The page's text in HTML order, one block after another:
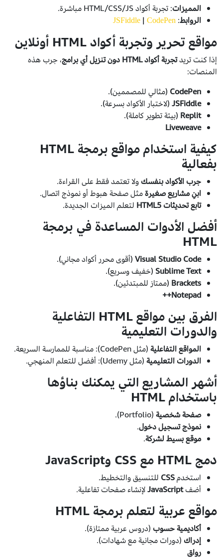
المميزات: تجربة أكواد HTML/CSS/JS مباشرة.
الروابط:
JSFiddle | CodePen
مواقع تحرير وتجربة أكواد HTML أونلاين
إذا كنت تريدتجربة أكواد HTML دون تنزيل أي برامج
، جرب هذه
المنصات:
CodePen (مثالي للمصممين).
JSFiddle (لاختبار الأكواد بسرعة).
Replit (بيئة تطوير كاملة).
Liveweave
كيفية استخدام مواقع برمجة HTML
بفعالية
جرب الأكواد بنفسكولا تعتمد فقط على القراءة.
ابنِ مشاريع صغيرةمثل صفحة هبوط أو نموذج اتصال.
تابع تحديثات HTML5
لتعلم الميزات الجديدة.
أفضل الأدوات المساعدة في برمجة
HTML
Visual Studio Code (أقوى محرر أكواد مجاني).
Sublime Text (خفيف وسريع).
Brackets (ممتاز للمبتدئين).
Notepad++
الفرق بين مواقع HTML التفاعلية
والدورات التعليمية
المواقع التفاعلية (مثل CodePen): مناسبة للممارسة السريعة.
الدورات التعليمية (مثل Udemy): أفضل للتعلم المنهجي.
أشهر المشاريع التي يمكنك بناؤها
باستخدام HTML
صفحة شخصية (Portfolio).
نموذج تسجيل دخول.
موقع بسيط لشركة.
دمج HTML مع CSS وJavaScript
استخدمCSS للتنسيق والتخطيط.
أضفJavaScriptلإنشاء صفحات تفاعلية.
مواقع عربية لتعلم برمجة HTML
أكاديمية حسوب (دروس عربية ممتازة).
إدراك (دورات مجانية مع شهادات).
رواق